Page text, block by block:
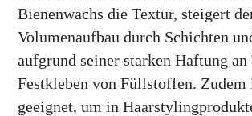
Bienenwachs die Textur, steigert
Volumenaufbau durch Schichten
aufgrund seiner starken Haftung an
Festkleben von Füllstoffen. Zudem
geeignet, um in